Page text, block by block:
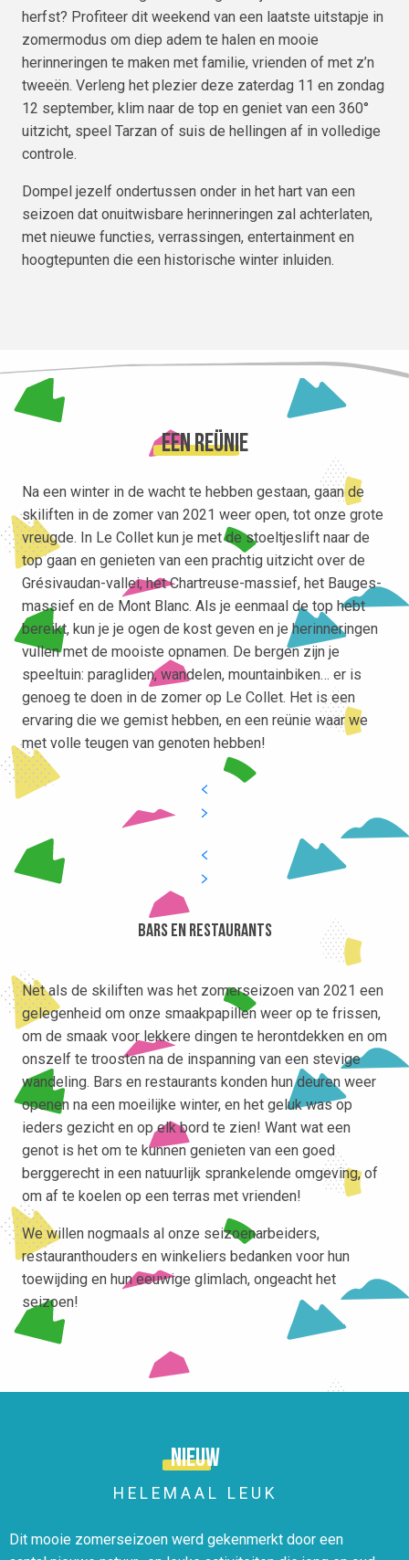
herfst? Profiteer dit weekend van een laatste uitstapje in
zomermodus om diep adem te halen en mooie
herinneringen te maken met familie, vrienden of met z’n
tweeën. Verleng het plezier deze zaterdag 11 en zondag
12 september, klim naar de top en geniet van een 360°
uitzicht, speel Tarzan of suis de hellingen af in volledige
controle.
Dompel jezelf ondertussen onder in het hart van een
seizoen dat onuitwisbare herinneringen zal achterlaten,
met nieuwe functies, verrassingen, entertainment en
hoogtepunten die een historische winter inluiden.
Een reünie
Na een winter in de wacht te hebben gestaan, gaan de
skiliften in de zomer van 2021 weer open, tot onze grote
vreugde. In Le Collet kun je met de stoeltjeslift naar de
top gaan en genieten van een prachtig uitzicht over de
Grésivaudan-vallei, het Chartreuse-massief, het Bauges-
massief en de Mont Blanc. Als je eenmaal de top hebt
bereikt, kun je je ogen de kost geven en je herinneringen
vullen met de mooiste opnamen. De bergen zijn je
speeltuin: paragliden, wandelen, mountainbiken… er is
genoeg te doen in de zomer op Le Collet. Het is een
ervaring die we gemist hebben, en een reünie waar we
met volle teugen van genoten hebben!
Bars en restaurants
Net als de skiliften was het zomerseizoen van 2021 een
gelegenheid om onze smaakpapillen weer op te frissen,
om de smaak voor lekkere dingen te herontdekken en om
onszelf te troosten na de inspanning van een stevige
wandeling. Bars en restaurants konden hun deuren weer
openen na een moeilijke winter, en het geluk was op
ieders gezicht en op elk bord te zien! Want wat een
genot is het om te kunnen genieten van een goed
berggerecht in een natuurlijk sprankelende omgeving, of
om af te koelen op een terras met vrienden!
We willen nogmaals al onze seizoenarbeiders,
restauranthouders en winkeliers bedanken voor hun
toewijding en hun eeuwige glimlach, ongeacht het
seizoen!
Nieuw
HELEMAAL LEUK
Dit mooie zomerseizoen werd gekenmerkt door een